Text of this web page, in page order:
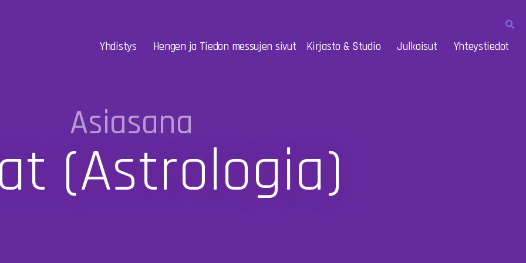
Yhdistys Hengen ja Tiedon messujen sivut Kirjasto & Studio Julkaisut Yhteystiedot
Asiasana
(astrologia)